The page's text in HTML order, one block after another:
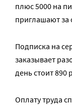
плюс 5000 на
приглашают за
Подписка на
заказывает
день стоит 890
Оплату труда